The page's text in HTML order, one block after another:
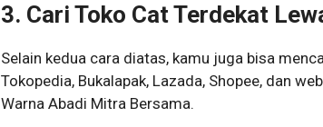
3. Cari Toko Cat Terdekat
Selain kedua cara diatas, kamu juga bisa
Tokopedia, Bukalapak, Lazada, Shopee, dan
Warna Abadi Mitra Bersama.